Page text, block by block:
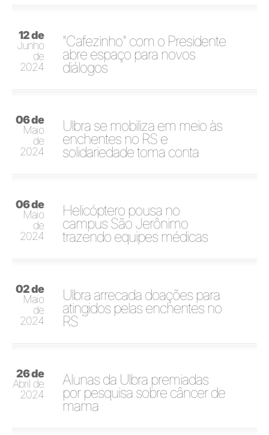
12 de
Junho
de
2024
"Cafezinho" com o Presidente
abre espaço para novos
diálogos
06 de
Maio
de
2024
Ulbra se mobiliza em meio às
enchentes no RS e
solidariedade toma conta
06 de
Maio
de
2024
Helicóptero pousa no
campus São Jerônimo
trazendo equipes médicas
02 de
Maio
de
2024
Ulbra arrecada doações para
atingidos pelas enchentes no
RS
26 de
Abril de
2024
Alunas da Ulbra premiadas
por pesquisa sobre câncer de
mama